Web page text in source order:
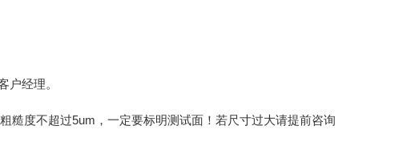
户经理。
糙度不超过5um，一定要标明测试面！若尺寸过大请提前咨询